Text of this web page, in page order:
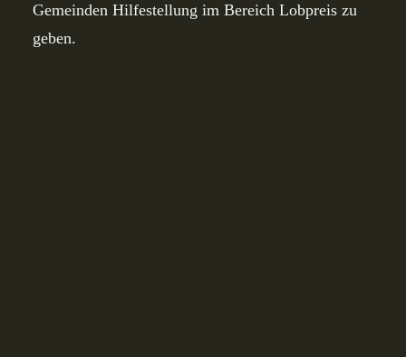
Gemeinden Hilfestellung im Bereich Lobpreis zu
geben.